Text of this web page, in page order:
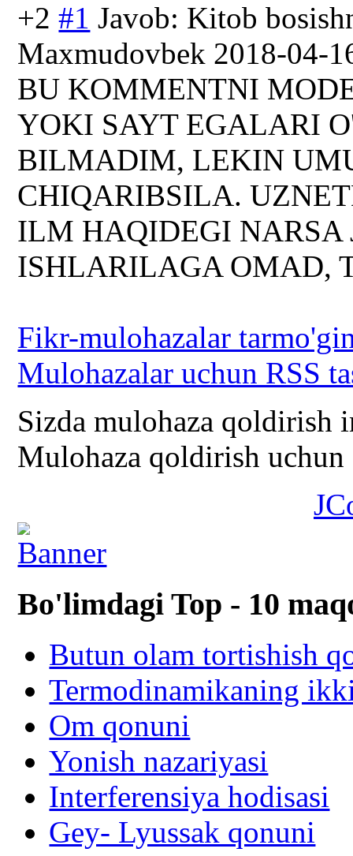
+2 #1 Javob: Kitob
Maxmudovbek 2018-04-
BU KOMMENTNI
YOKI SAYT EGALARI
BILMADIM, LEKIN
CHIQARIBSILA.
ILM HAQIDEGI
ISHLARILAGA OMAD,
Fikr-mulohazalar
Mulohazalar uchun RSS
Sizda mulohaza qoldirish
Mulohaza qoldirish
Bo'limdagi Top - 10
Butun olam tortishish
Termodinamikaning
Om qonuni
Yonish nazariyasi
Interferensiya hodisasi
Gey- Lyussak qonuni